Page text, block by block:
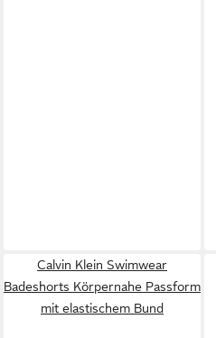
Calvin Klein Swimwear
Badeshorts Körpernahe Passform
mit elastischem Bund